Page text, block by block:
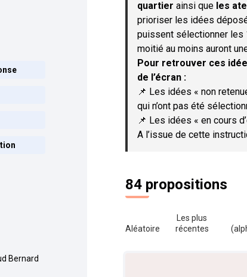
quartier ainsi que les
prioriser les idées
puissent sélectionner les
moitié au moins auront
Pour retrouver ces
de l’écran :
📌 Les idées « non
qui n’ont pas été
📌 Les idées « en cours
A l’issue de cette
84 propositions
Aléatoire
Les plus
récentes